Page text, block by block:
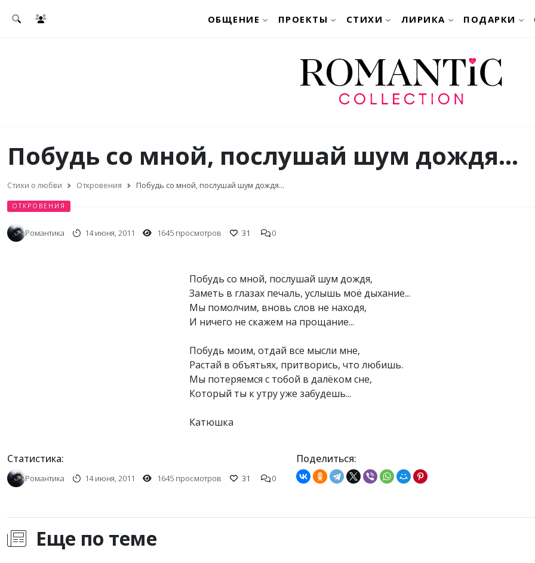
ОБЩЕНИЕ ПРОЕКТЫ СТИХИ ЛИРИКА ПОДАРКИ
Побудь со мной, послушай шум дождя...
Стихи о любви Откровения Побудь со мной, послушай шум дождя...
ОТКРОВЕНИЯ
Романтика 14 июня, 2011 1645 просмотров 31 0
Побудь со мной, послушай шум дождя,
Заметь в глазах печаль, услышь моё дыхание...
Мы помолчим, вновь слов не находя,
И ничего не скажем на прощание...
Побудь моим, отдай все мысли мне,
Растай в объятьях, притворись, что любишь.
Мы потеряемся с тобой в далёком сне,
Который ты к утру уже забудешь...
Статистика:
Романтика 14 июня, 2011 1645 просмотров 31 0
Поделиться:
Еще по теме